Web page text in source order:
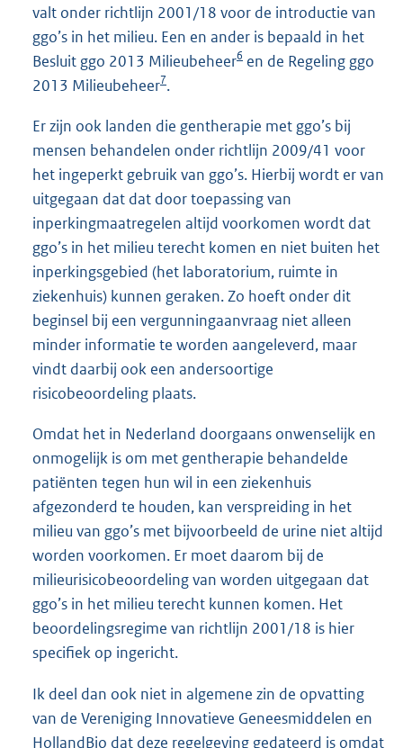
valt onder richtlijn 2001/18 voor de introductie van
ggo’s in het milieu. Een en ander is bepaald in het
Besluit ggo 2013 Milieubeheer6 en de Regeling ggo
2013 Milieubeheer7.
Er zijn ook landen die gentherapie met ggo’s bij
mensen behandelen onder richtlijn 2009/41 voor
het ingeperkt gebruik van ggo’s. Hierbij wordt er van
uitgegaan dat dat door toepassing van
inperkingmaatregelen altijd voorkomen wordt dat
ggo’s in het milieu terecht komen en niet buiten het
inperkingsgebied (het laboratorium, ruimte in
ziekenhuis) kunnen geraken. Zo hoeft onder dit
beginsel bij een vergunningaanvraag niet alleen
minder informatie te worden aangeleverd, maar
vindt daarbij ook een andersoortige
risicobeoordeling plaats.
Omdat het in Nederland doorgaans onwenselijk en
onmogelijk is om met gentherapie behandelde
patiënten tegen hun wil in een ziekenhuis
afgezonderd te houden, kan verspreiding in het
milieu van ggo’s met bijvoorbeeld de urine niet altijd
worden voorkomen. Er moet daarom bij de
milieurisicobeoordeling van worden uitgegaan dat
ggo’s in het milieu terecht kunnen komen. Het
beoordelingsregime van richtlijn 2001/18 is hier
specifiek op ingericht.
Ik deel dan ook niet in algemene zin de opvatting
van de Vereniging Innovatieve Geneesmiddelen en
HollandBio dat deze regelgeving gedateerd is omdat